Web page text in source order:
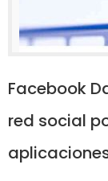
Facebook
red social